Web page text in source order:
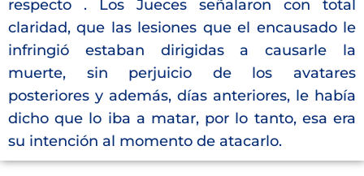
respecto . Los Jueces señalaron con total
claridad, que las lesiones que el encausado le
infringió estaban dirigidas a causarle la
muerte, sin perjuicio de los avatares
posteriores y además, días anteriores, le había
dicho que lo iba a matar, por lo tanto, esa era
su intención al momento de atacarlo.